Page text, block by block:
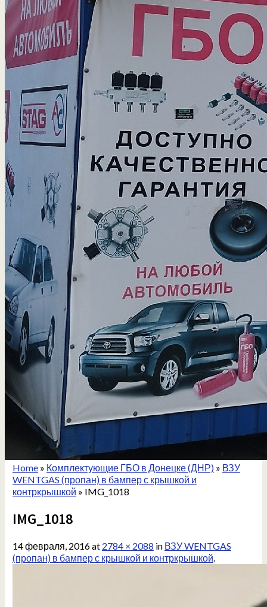
Home» Комплектующие ГБО в Донецке (ДНР)» ВЗУ
WENTGAS (пропан) в бампер с крышкой и
контркрышкой » IMG_1018
IMG_1018
14 февраля, 2016at 2784 × 2088 in ВЗУ WENTGAS
(пропан) в бампер с крышкой и контркрышкой.